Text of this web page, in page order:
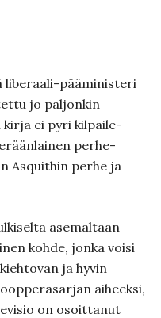
liberaali-päämi­nisteri
jo pal­jonkin
kirja ei pyri kilpai­le­
perhe-
Asquithin perhe ja
asemaltaan
kohde, jonka voisi
ja hyvin
aiheeksi,
on osoit­tanut